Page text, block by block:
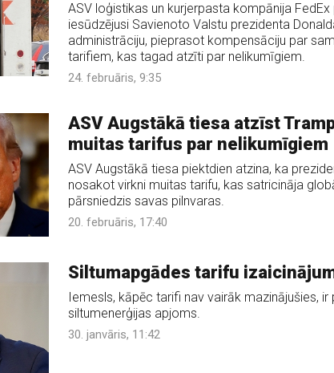
ASV loģistikas un kurjerpasta kompānija
iesūdzējusi Savienoto Valstu prezidenta
administrāciju, pieprasot kompensāciju par
tarifiem, kas tagad atzīti par nelikumīgiem.
24. februāris, 9:35
ASV Augstākā tiesa atzīst
muitas tarifus par nelikumīgiem
ASV Augstākā tiesa piektdien atzina, ka
nosakot virkni muitas tarifu, kas satricināja
pārsniedzis savas pilnvaras.
20. februāris, 17:40
Siltumapgādes tarifu
Iemesls, kāpēc tarifi nav vairāk mazinājušies, ir
siltumenerģijas apjoms.
30. janvāris, 11:42